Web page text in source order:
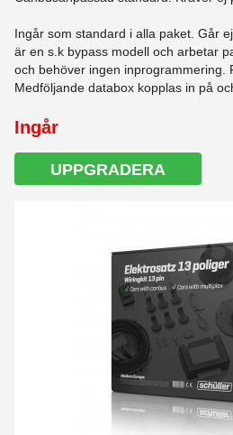
Ingår som standard i alla paket. Går
är en s.k bypass modell och arbetar
och behöver ingen inprogrammering.
Medföljande databox kopplas in på
Ingår
UPPGRADERA